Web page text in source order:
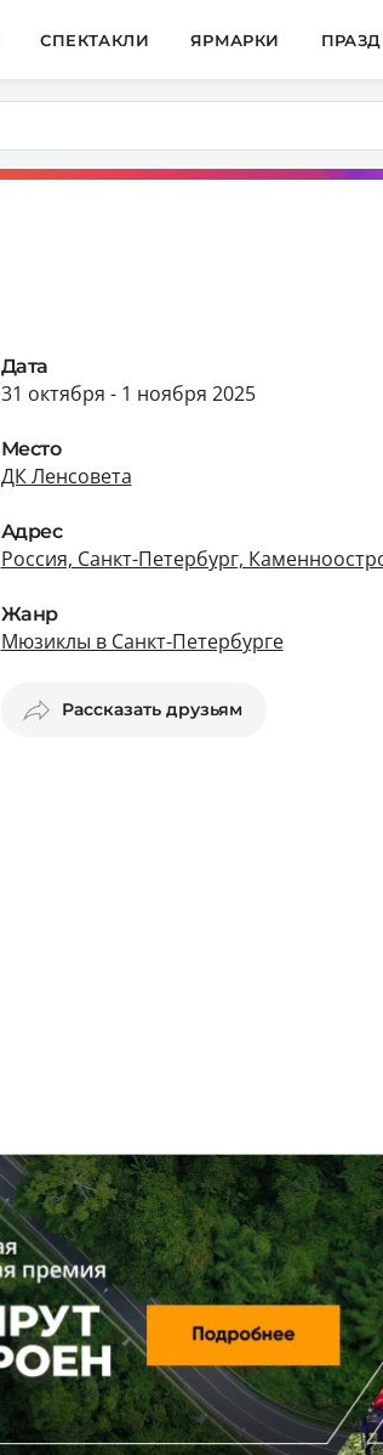
СПЕКТАКЛИ ЯРМАРКИ
Дата
31 октября - 1 ноября 2025
Место
ДК Ленсовета
Адрес
Россия, Санкт-Петербург,
Жанр
Мюзиклы в Санкт-Петербурге
Рассказать друзьям